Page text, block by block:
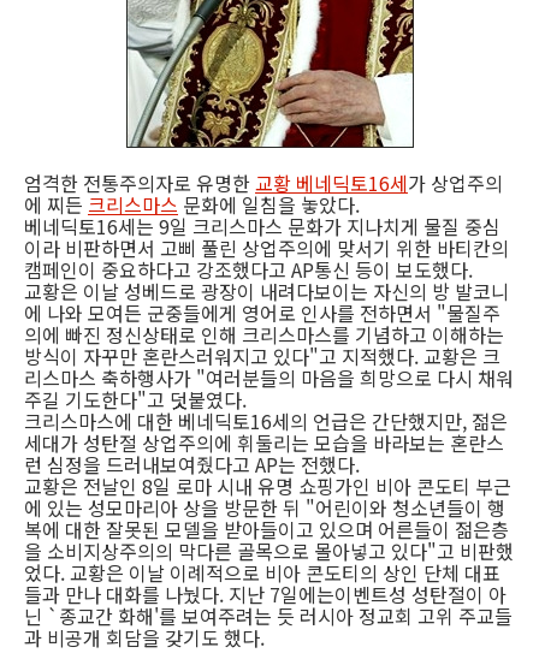
엄격한 전통주의자로 유명한교황 베네딕토16세가 상업주의
에 찌든 크리스마스 문화에 일침을 놓았다.
베네딕토16세는 9일 크리스마스 문화가 지나치게 물질 중심
이라 비판하면서 고삐 풀린 상업주의에 맞서기 위한 바티칸의
캠페인이 중요하다고 강조했다고 AP통신 등이 보도했다.
교황은 이날 성베드로 광장이 내려다보이는 자신의 방 발코니
에 나와 모여든 군중들에게 영어로 인사를 전하면서 "물질주
의에 빠진 정신상태로 인해 크리스마스를 기념하고 이해하는
방식이 자꾸만 혼란스러워지고 있다"고 지적했다. 교황은 크
리스마스 축하행사가 "여러분들의 마음을 희망으로 다시 채워
주길 기도한다"고 덧붙였다.
크리스마스에 대한 베네딕토16세의 언급은 간단했지만, 젊은
세대가 성탄절 상업주의에 휘둘리는 모습을 바라보는 혼란스
런 심정을 드러내보여줬다고 AP는 전했다.
교황은 전날인 8일 로마 시내 유명 쇼핑가인 비아 콘도티 부근
에 있는 성모마리아 상을 방문한 뒤 "어린이와 청소년들이 행
복에 대한 잘못된 모델을 받아들이고 있으며 어른들이 젊은층
을 소비지상주의의 막다른 골목으로 몰아넣고 있다"고 비판했
었다. 교황은 이날 이례적으로 비아 콘도티의 상인 단체 대표
들과 만나 대화를 나눴다. 지난 7일에는이벤트성 성탄절이 아
닌 `종교간 화해'를 보여주려는 듯 러시아 정교회 고위 주교들
과 비공개 회담을 갖기도 했다.